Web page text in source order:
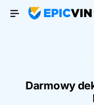
Otwórz menu
Darmowy